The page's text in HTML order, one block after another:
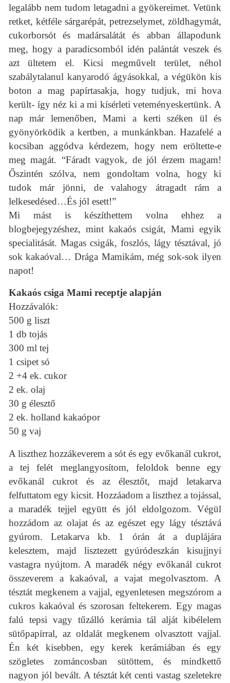
legalább nem tudom letagadni a gyökereimet. Vetünk
retket, kétféle sárgarépát, petrezselymet, zöldhagymát,
cukorborsót és madársalátát és abban állapodunk
meg, hogy a paradicsomból idén palántát veszek és
azt ültetem el. Kicsi megművelt terület, néhol
szabálytalanul kanyarodó ágyásokkal, a végükön kis
boton a mag papírtasakja, hogy tudjuk, mi hova
került- így néz ki a mi kísérleti veteményeskertünk. A
nap már lemenőben, Mami a kerti széken ül és
gyönyörködik a kertben, a munkánkban. Hazafelé a
kocsiban aggódva kérdezem, hogy nem eröltette-e
meg magát. “Fáradt vagyok, de jól érzem magam!
Őszintén szólva, nem gondoltam volna, hogy ki
tudok már jönni, de valahogy átragadt rám a
lelkesedésed…És jól esett!”
Mi mást is készíthettem volna ehhez a
blogbejegyzéshez, mint kakaós csigát, Mami egyik
specialitását. Magas csigák, foszlós, lágy tésztával, jó
sok kakaóval… Drága Mamikám, még sok-sok ilyen
napot!
Kakaós csiga Mami receptje alapján
Hozzávalók:
500 g liszt
1 db tojás
300 ml tej
1 csipet só
2 +4 ek. cukor
2 ek. olaj
30 g élesztő
2 ek. holland kakaópor
50 g vaj
A liszthez hozzákeverem a sót és egy evőkanál cukrot,
a tej felét meglangyosítom, feloldok benne egy
evőkanál cukrot és az élesztőt, majd letakarva
felfuttatom egy kicsit. Hozzáadom a liszthez a tojással,
a maradék tejjel együtt és jól eldolgozom. Végül
hozzádom az olajat és az egészet egy lágy tésztává
gyúrom. Letakarva kb. 1 órán át a duplájára
kelesztem, majd lisztezett gyúródeszkán kisujjnyi
vastagra nyújtom. A maradék négy evőkanál cukrot
összeverem a kakaóval, a vajat megolvasztom. A
tésztát megkenem a vajjal, egyenletesen megszórom a
cukros kakaóval és szorosan feltekerem. Egy magas
falú tepsi vagy tűzálló kerámia tál alját kibélelem
sütőpapírral, az oldalát megkenem olvasztott vajjal.
Én két kisebben, egy kerek kerámiában és egy
szögletes zománcosban sütöttem, és mindkettő
nagyon jól bevált. A tésztát két centi vastag szeletekre